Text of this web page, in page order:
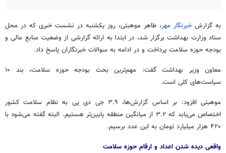
به گزارش خبرنگار مهر، طاهر موهبتی، روز یکشنبه در نشست خبری که در محل
ستاد وزارت بهداشت برگزار شد، در ابتدا به ارائه گزارشی از وضعیت منابع مالی و
بودجه حوزه سلامت پرداخت و در ادامه به سوالات خبرنگاران پاسخ داد.
معاون وزیر بهداشت گفت: مهم‌ترین بحث بودجه حوزه سلامت، بند ۱۰
سیاست‌های کلی است.
موهبتی افزود: بر اساس گزارش‌ها، ۳.۹
جی دی پی به نظام سلامت کشور
اختصاص می‌یابد که ۳.۲ از میانگین منطقه پایین‌تر هستیم. البته گفته می‌شود با
۴۲۰ هزار میلیارد تومان به این عدد برسیم.
واقعی دیده شدن اعداد و ارقام حوزه سلامت